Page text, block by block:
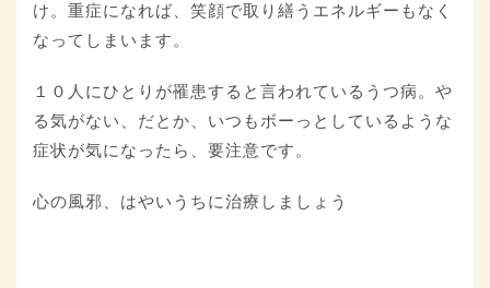
け。重症になれば、笑顔で取り繕うエネルギーもなく
なってしまいます。
１０人にひとりが罹患すると言われているうつ病。や
る気がない、だとか、いつもボーっとしているような
症状が気になったら、要注意です。
心の風邪、はやいうちに治療しましょう